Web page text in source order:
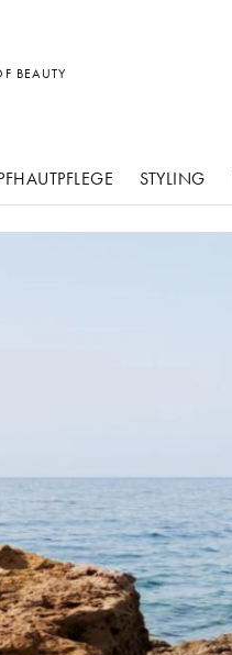
BEAUTY
STYLING